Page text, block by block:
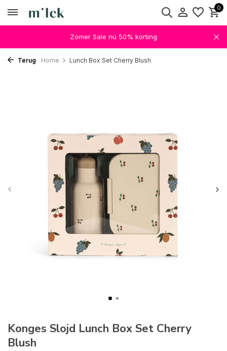
0
Zomer Sale nú 50% korting
Terug Home Lunch Box Set Cherry Blush
Konges Slojd Lunch Box Set Cherry
Blush